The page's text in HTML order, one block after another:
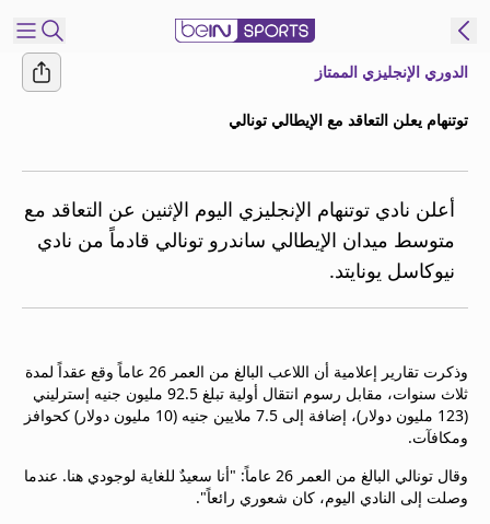
النسخة
MENA
إدارة
قائمة
النشرة
الإخبارية
beIN CONNECT
beIN MEDIA GROUP
الدوري الإنجليزي الممتاز
توتنهام يعلن التعاقد مع الإيطالي تونالي
أعلن نادي توتنهام الإنجليزي اليوم الإثنين عن التعاقد مع
متوسط ميدان الإيطالي ساندرو تونالي قادماً من نادي
نيوكاسل يونايتد.
وذكرت تقارير إعلامية أن اللاعب البالغ من العمر 26 عاماً وقع عقداً لمدة
ثلاث سنوات، مقابل رسوم انتقال أولية تبلغ 92.5 مليون جنيه إسترليني
(123 مليون دولار)، إضافة إلى 7.5 ملايين جنيه (10 مليون دولار) كحوافز
ومكافآت.
وقال تونالي البالغ من العمر 26 عاماً: "أنا سعيدٌ للغاية لوجودي هنا. عندما
وصلت إلى النادي اليوم، كان شعوري رائعاً".